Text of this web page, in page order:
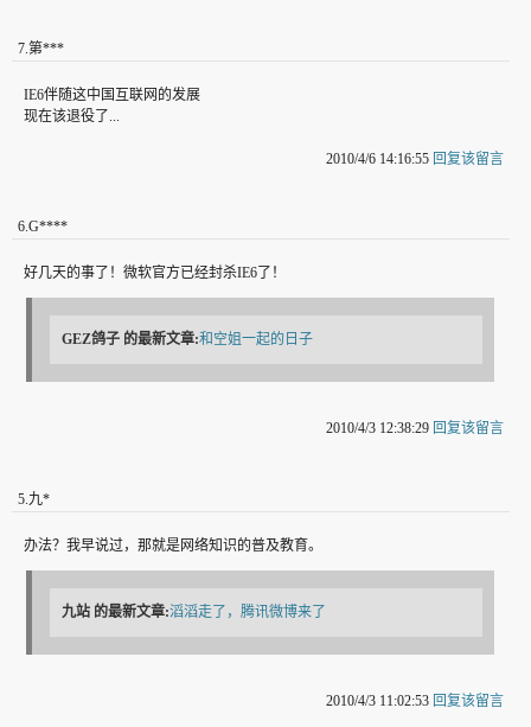
7.第***
IE6伴随这中国互联网的发展
现在该退役了...
2010/4/6 14:16:55 回复该留言
6.G****
好几天的事了！微软官方已经封杀IE6了！
GEZ鸽子 的最新文章:和空姐一起的日子
2010/4/3 12:38:29 回复该留言
5.九*
办法？我早说过，那就是网络知识的普及教育。
九站 的最新文章:滔滔走了，腾讯微博来了
2010/4/3 11:02:53 回复该留言